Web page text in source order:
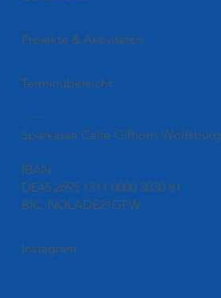
Blog
Projekte & Aktivitäten
Termine
Terminübersicht
Kontakt
Unsere Kontonummer
Sparkasse Celle-Gifhorn-Wolfsburg
IBAN:
DE45 2695 1311 0000 3030 81
BIC: NOLADE21GFW
Folgen
Instagram